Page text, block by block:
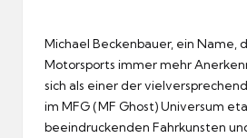
Michael Beckenbauer, ein Name,
Motorsports immer mehr
sich als einer der
im MFG (MF Ghost) Universum
beeindruckenden Fahrkunsten